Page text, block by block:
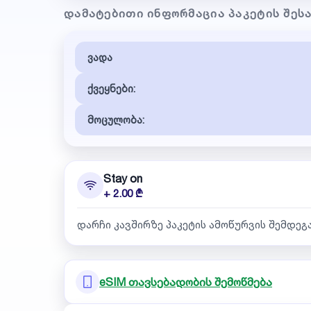
ᲓᲐᲛᲐᲢᲔᲑᲘᲗᲘ ᲘᲜᲤᲝᲠᲛᲐᲪᲘᲐ ᲞᲐᲙᲔᲢᲘᲡ
ვადა
ქვეყნები:
მოცულობა:
Stay on
+ 2.00 ₾
დარჩი კავშირზე პაკეტის ამოწურვის
eSIM თავსებადობის შემოწმება